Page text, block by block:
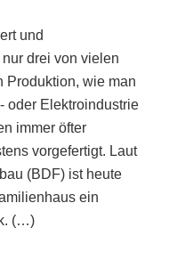
und
drei von vielen
Produktion, wie man
oder Elektroindustrie
immer öfter
vorgefertigt. Laut
(BDF) ist heute
ein
(…)